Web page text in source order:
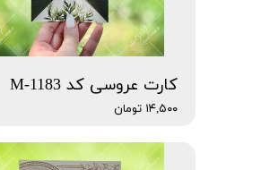
کارت عروسی کد M-1183
۱۴,۵۰۰ تومان